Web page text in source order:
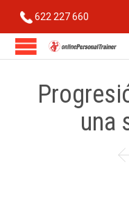
622 227 660
una